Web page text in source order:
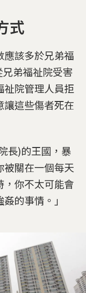
式
應該多於兄弟福
弟福祉院受害
祉院管理人員拒
讓這些傷者死在
長)的王國，暴
被關在一個每天
，你不太可能會
的事情。」